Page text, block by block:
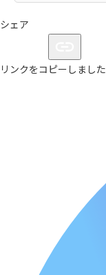
シェア
リンクをコピーしました